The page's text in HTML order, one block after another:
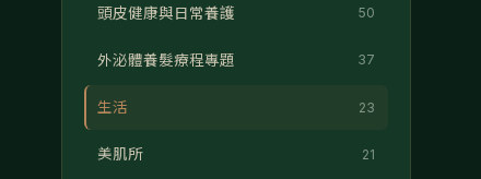
頭皮健康與日常養護 50
外泌體養髮療程專題 37
生活 23
美肌所 21